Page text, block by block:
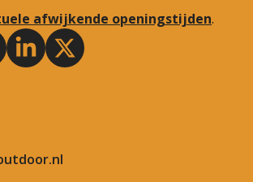
afwijkende openingstijden.